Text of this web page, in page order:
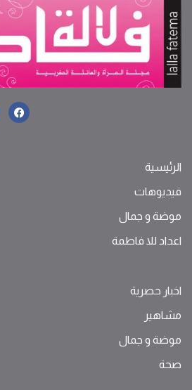
الرئيسية
فيديوهات
موضة ‫و‬ ‫‬‫جمال‬
اعداد للا فاطمة
اخبار حصرية
مشاهير
موضة ‫و‬ ‫‬‫جمال‬
صحة